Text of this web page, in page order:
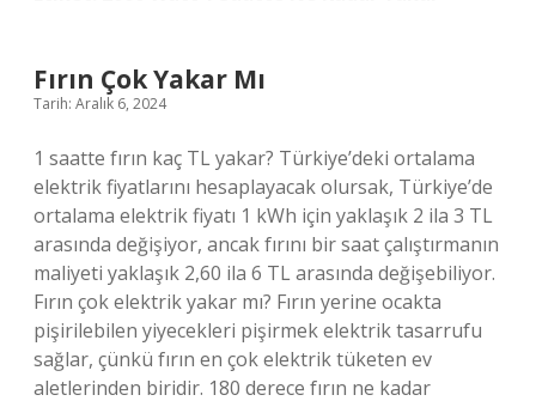
Fırın Çok Yakar Mı
Tarih: Aralık 6, 2024
1 saatte fırın kaç TL yakar? Türkiye’deki ortalama
elektrik fiyatlarını hesaplayacak olursak, Türkiye’de
ortalama elektrik fiyatı 1 kWh için yaklaşık 2 ila 3 TL
arasında değişiyor, ancak fırını bir saat çalıştırmanın
maliyeti yaklaşık 2,60 ila 6 TL arasında değişebiliyor.
Fırın çok elektrik yakar mı? Fırın yerine ocakta
pişirilebilen yiyecekleri pişirmek elektrik tasarrufu
sağlar, çünkü fırın en çok elektrik tüketen ev
aletlerinden biridir. 180 derece fırın ne kadar